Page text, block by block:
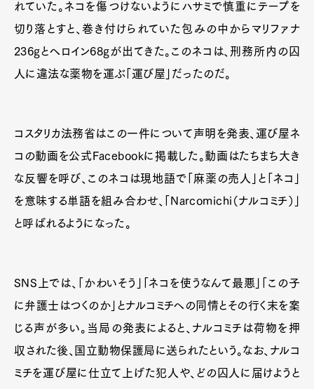
れていた。ネコを傷つけないようにハサミで慎重にテープを
切り落とすと、巻き付けられていた包みの中からマリファナ
236gとヘロイン68gが出てきた。このネコは、刑務所内の囚
人に違法な薬物を運ぶ「運び屋」だったのだ。
コスタリカ法務省はこの一件について声明を発表、運び屋ネ
コの動画を公式Facebookに掲載した。動画はたちまち大き
な反響を呼び、このネコは現地語で「麻薬の売人」と「ネコ」
を意味する単語を組み合わせ、「Narcomichi（ナルコミチ）」
と呼ばれるようになった。
SNS上では、「かわいそう」「ネコを使うなんて最悪」「この子
に弁護士はつくのか」とナルコミチへの同情とその行く末を案
じる声が多い。当局の発表によると、ナルコミチは荷物を押
収された後、国立動物保護局に送られたという。なお、ナルコ
ミチを運び屋に仕立て上げた犯人や、どの囚人に届けようと